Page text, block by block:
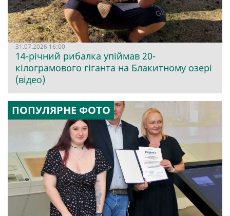
31.07.2026 16:00
14-річний рибалка упіймав 20-
кілограмового гіганта на Блакитному озері
(відео)
ПОПУЛЯРНЕ ФОТО